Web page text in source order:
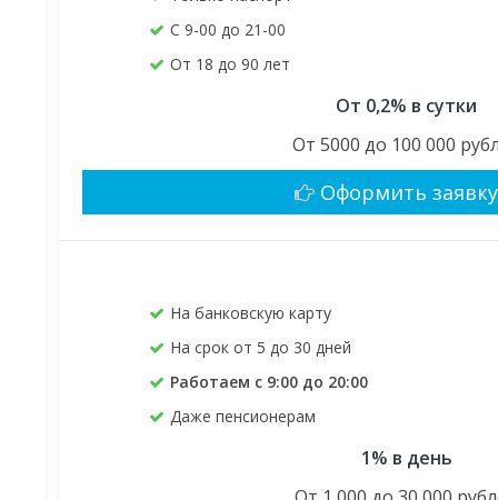
С 9-00 до 21-00
От 18 до 90 лет
От 0,2% в сутки
От 5000 до 100 000
Оформить заявку
На банковскую карту
На срок от 5 до 30 дней
Работаем с 9:00 до 20:00
Даже пенсионерам
1% в день